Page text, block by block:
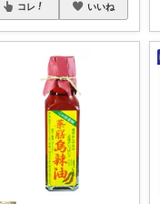
コレ いいね